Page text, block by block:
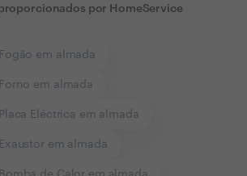
por HomeService
em almada
em almada
Eléctrica em almada
em almada